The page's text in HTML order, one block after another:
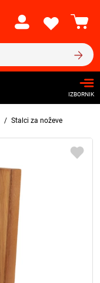
IZBORNIK
Stalci za noževe